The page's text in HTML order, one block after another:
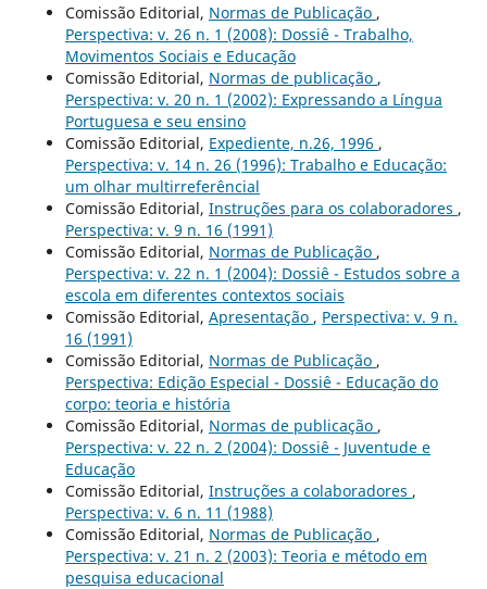
Comissão Editorial, Normas de Publicação ,
Perspectiva: v. 26 n. 1 (2008): Dossiê - Trabalho,
Movimentos Sociais e Educação
Comissão Editorial, Normas de publicação ,
Perspectiva: v. 20 n. 1 (2002): Expressando a Língua
Portuguesa e seu ensino
Comissão Editorial, Expediente, n.26, 1996 ,
Perspectiva: v. 14 n. 26 (1996): Trabalho e Educação:
um olhar multirreferêncial
Comissão Editorial, Instruções para os colaboradores ,
Perspectiva: v. 9 n. 16 (1991)
Comissão Editorial, Normas de Publicação ,
Perspectiva: v. 22 n. 1 (2004): Dossiê - Estudos sobre a
escola em diferentes contextos sociais
Comissão Editorial, Apresentação , Perspectiva: v. 9 n.
16 (1991)
Comissão Editorial, Normas de Publicação ,
Perspectiva: Edição Especial - Dossiê - Educação do
corpo: teoria e história
Comissão Editorial, Normas de publicação ,
Perspectiva: v. 22 n. 2 (2004): Dossiê - Juventude e
Educação
Comissão Editorial, Instruções a colaboradores ,
Perspectiva: v. 6 n. 11 (1988)
Comissão Editorial, Normas de Publicação ,
Perspectiva: v. 21 n. 2 (2003): Teoria e método em
pesquisa educacional